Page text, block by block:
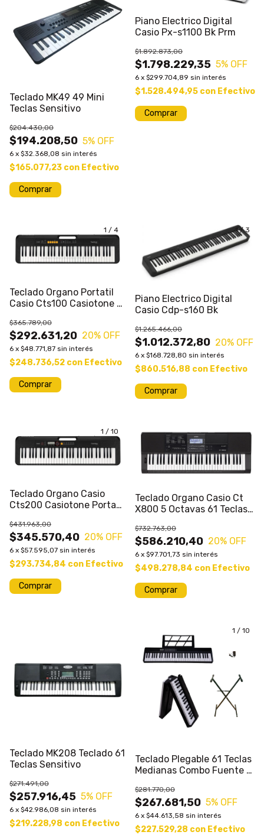
Teclado MK49 49 Mini
Teclas Sensitivo
$194.208,50
$204.430,00
5% OFF
6 x $32.368,08 sin interés
$165.077,23 con Efectivo
Comprar
Piano Electrico Digital
Casio Px-s1100 Bk Prm
$1.798.229,35
$1.892.873,00
5% OFF
6 x $299.704,89 sin interés
$1.528.494,95 con Efectivo
Comprar
1 / 4
Teclado Organo Portatil
Casio Cts100 Casiotone 5
$292.631,20
$365.789,00
20% OFF
6 x $48.771,87 sin interés
$248.736,52 con Efectivo
1/3
Piano Electrico Digital
Casio Cdp-s160 Bk
$1.012.372,80
$1.265.466,00
20% OFF
6 x $168.728,80 sin interés
$860.516,88 con Efectivo
1 / 10
Teclado Organo Casio
Cts200 Casiotone Portatil
$345.570,40
$431.963,00
20% OFF
6 x $57.595,07 sin interés
$293.734,84 con Efectivo
Comprar
Teclado Organo Casio Ct
X800 5 Octavas 61 Teclas
$586.210,40
$732.763,00
20% OFF
6 x $97.701,73 sin interés
$498.278,84 con Efectivo
Comprar
Teclado MK208 Teclado 61
Teclas Sensitivo
$257.916,45
$271.491,00
5% OFF
6 x $42.986,08 sin interés
$219.228,98 con Efectivo
1 / 10
Teclado Plegable 61 Teclas
Medianas Combo Fuente +
$267.681,50
$281.770,00
5% OFF
6 x $44.613,58 sin interés
$227.529,28 con Efectivo